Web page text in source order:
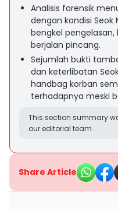
Analisis forensik
dengan kondisi Seok
bengkel
berjalan pincang.
Sejumlah bukti
dan keterlibatan
handbag korban
terhadapnya meski
This section summary
our editorial team.
Share Article